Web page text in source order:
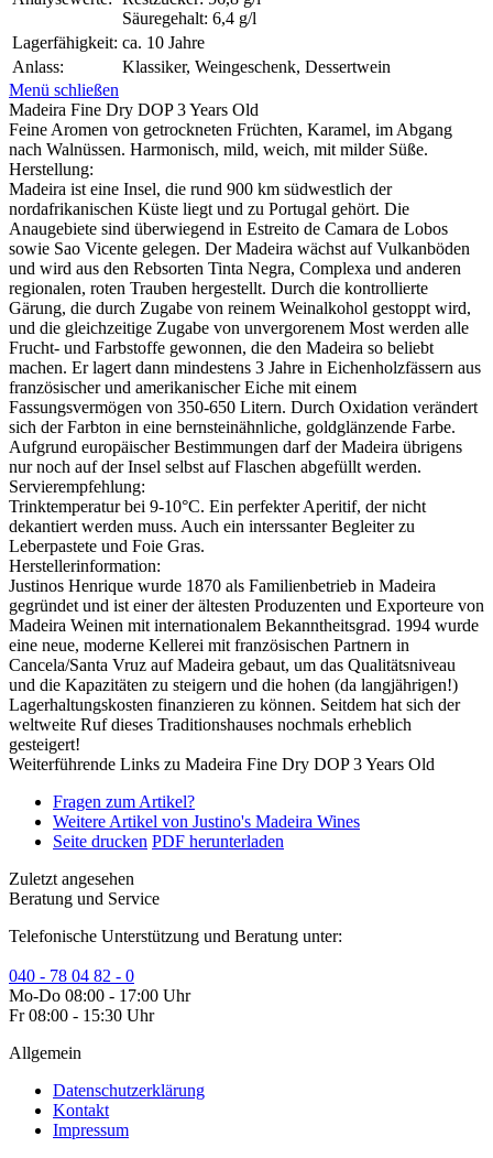
Säuregehalt: 6,4 g/l
Lagerfähigkeit: ca. 10 Jahre
Anlass:
Klassiker, Weingeschenk, Dessertwein
Menü schließen
Madeira Fine Dry DOP 3 Years Old
Feine Aromen von getrockneten Früchten, Karamel, im Abgang
nach Walnüssen. Harmonisch, mild, weich, mit milder Süße.
Herstellung:
Madeira ist eine Insel, die rund 900 km südwestlich der
nordafrikanischen Küste liegt und zu Portugal gehört. Die
Anaugebiete sind überwiegend in Estreito de Camara de Lobos
sowie Sao Vicente gelegen. Der Madeira wächst auf Vulkanböden
und wird aus den Rebsorten Tinta Negra, Complexa und anderen
regionalen, roten Trauben hergestellt. Durch die kontrollierte
Gärung, die durch Zugabe von reinem Weinalkohol gestoppt wird,
und die gleichzeitige Zugabe von unvergorenem Most werden alle
Frucht- und Farbstoffe gewonnen, die den Madeira so beliebt
machen. Er lagert dann mindestens 3 Jahre in Eichenholzfässern aus
französischer und amerikanischer Eiche mit einem
Fassungsvermögen von 350-650 Litern. Durch Oxidation verändert
sich der Farbton in eine bernsteinähnliche, goldglänzende Farbe.
Aufgrund europäischer Bestimmungen darf der Madeira übrigens
nur noch auf der Insel selbst auf Flaschen abgefüllt werden.
Servierempfehlung:
Trinktemperatur bei 9-10°C. Ein perfekter Aperitif, der nicht
dekantiert werden muss. Auch ein interssanter Begleiter zu
Leberpastete und Foie Gras.
Herstellerinformation:
Justinos Henrique wurde 1870 als Familienbetrieb in Madeira
gegründet und ist einer der ältesten Produzenten und Exporteure von
Madeira Weinen mit internationalem Bekanntheitsgrad. 1994 wurde
eine neue, moderne Kellerei mit französischen Partnern in
Cancela/Santa Vruz auf Madeira gebaut, um das Qualitätsniveau
und die Kapazitäten zu steigern und die hohen (da langjährigen!)
Lagerhaltungskosten finanzieren zu können. Seitdem hat sich der
weltweite Ruf dieses Traditionshauses nochmals erheblich
gesteigert!
Weiterführende Links zu Madeira Fine Dry DOP 3 Years Old
Fragen zum Artikel?
Weitere Artikel von Justino's Madeira Wines
Seite drucken PDF herunterladen
Zuletzt angesehen
Beratung und Service
Telefonische Unterstützung und Beratung unter:
040 - 78 04 82 - 0
Mo-Do 08:00 - 17:00 Uhr
Fr 08:00 - 15:30 Uhr
Allgemein
Datenschutzerklärung
Kontakt
Impressum